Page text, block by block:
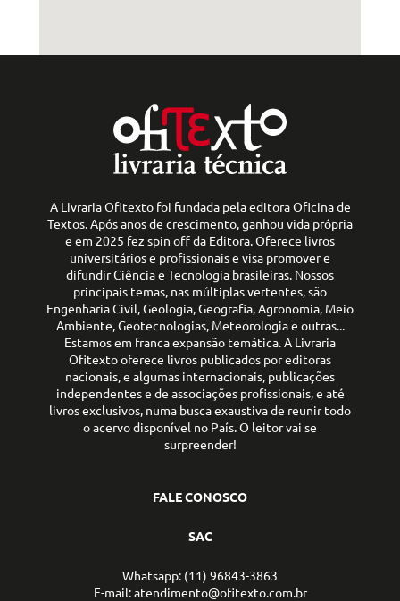
A Livraria Ofitexto foi fundada pela editora Oficina de
Textos. Após anos de crescimento, ganhou vida própria
e em 2025 fez spin off da Editora. Oferece livros
universitários e profissionais e visa promover e
difundir Ciência e Tecnologia brasileiras. Nossos
principais temas, nas múltiplas vertentes, são
Engenharia Civil, Geologia, Geografia, Agronomia, Meio
Ambiente, Geotecnologias, Meteorologia e outras...
Estamos em franca expansão temática. A Livraria
Ofitexto oferece livros publicados por editoras
nacionais, e algumas internacionais, publicações
independentes e de associações profissionais, e até
livros exclusivos, numa busca exaustiva de reunir todo
o acervo disponível no País. O leitor vai se
surpreender!
FALE CONOSCO
SAC
Whatsapp: (11) 96843-3863
E-mail: atendimento@ofitexto.com.br